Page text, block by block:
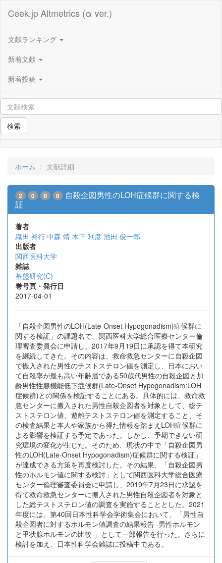
Ceek.jp Altmetrics (α ver.)
文献ランキング
新着文献
新着投稿
検索
ホーム 文献詳細
2 0 0 0
自殺企図男性のLOH症候群に関する検
証
著者
織田 裕行 中森 靖 木下 利彦 池田 俊一郎
出版者
関西医科大学
雑誌
基盤研究(C)
巻号頁・発行日
2017-04-01
「自殺企図男性のLOH(Late-Onset Hypogonadism)症候群に
関する検証」の課題名で、関西医科大学総合医療センター倫
理審査委員会に申請し、2017年9月19日に承認を得て本研究
を継続してきた。その内容は、救命救急センターに自殺企図
で搬入された男性のテストステロン値を測定し、日本におい
て自殺率が最も高い年齢層である50歳代男性の自殺企図と加
齢男性性腺機能低下症候群(Late-Onset Hypogonadism:LOH
症候群)との関係を検証することにある。具体的には、救命救
急センターに搬入された男性自殺企図者を対象として、総テ
ストステロン値、遊離テストステロン値を測定すること、そ
の検査結果と本人や家族から得た情報を踏まえLOH症候群に
よる影響を検証する予定であった。しかし、予期できない研
究環境の変化が生じた。そのため、現状の中で「自殺企図男
性のLOH(Late-Onset Hypogonadism)症候群に関する検証」
が達成できる方策を再度検討した。その結果、「自殺企図男
性のホルモン値に関する検討」として関西医科大学総合医療
センター倫理審査委員会に申請し、2019年7月23日に承認を
得て救命救急センターに搬入された男性自殺企図者を対象と
した総テストステロン値の調査を実施することとした。2021
年度には、第40回日本性科学会学術集会において、「男性自
殺企図者に対するホルモン値調査の結果報告 -男性ホルモン
と甲状腺ホルモンの比較-」として一部報告を行った。さらに
検討を加え、日本性科学会雑誌に投稿中である。